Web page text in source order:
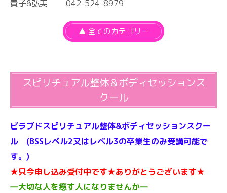
貴子&弘美 042-524-8979
▲ 全てのカテゴリー
スピリチュアル整体＆ボディセッションス
クール
ビラブドスピリチュアル整体&ボディセッションスクー
ル (BSSレベル2又はレベル3の卒業生のみ受講可能で
す。)
★只今申し込み受付中です★ありがとうございます★
―大切な人を癒す人になりませんか―